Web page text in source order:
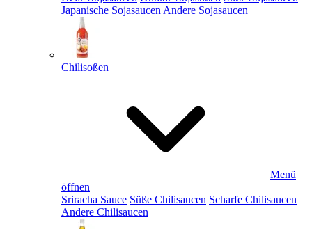
Japanische Sojasaucen Andere Sojasaucen
Chilisoßen
Menü
öffnen
Sriracha Sauce Süße Chilisaucen Scharfe Chilisaucen
Andere Chilisaucen